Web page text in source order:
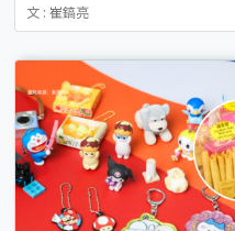
文 : 崔鎬亮